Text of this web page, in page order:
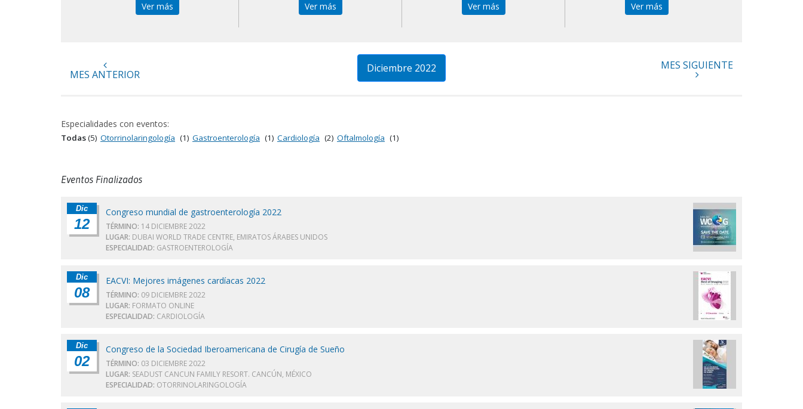
Ver más
Ver más
Ver más
Ver más
MES ANTERIOR Diciembre 2022 MES SIGUIENTE
Especialidades con eventos:
Todas(5) Otorrinolaringología (1) Gastroenterología (1) Cardiología (2) Oftalmología (1)
Eventos Finalizados
Dic
12
Congreso mundial de gastroenterología 2022
TÉRMINO: 14 DICIEMBRE 2022
LUGAR: DUBAI WORLD TRADE CENTRE, EMIRATOS ÁRABES UNIDOS
ESPECIALIDAD: GASTROENTEROLOGÍA
Dic
08
EACVI: Mejores imágenes cardíacas 2022
TÉRMINO: 09 DICIEMBRE 2022
LUGAR: FORMATO ONLINE
ESPECIALIDAD: CARDIOLOGÍA
Dic
02
Congreso de la Sociedad Iberoamericana de Cirugía de Sueño
TÉRMINO: 03 DICIEMBRE 2022
LUGAR: SEADUST CANCUN FAMILY RESORT. CANCÚN, MÉXICO
ESPECIALIDAD: OTORRINOLARINGOLOGÍA